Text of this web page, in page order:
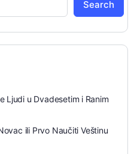
Search
Ljudi u Dvadesetim i Ranim
ili Prvo Naučiti Veštinu